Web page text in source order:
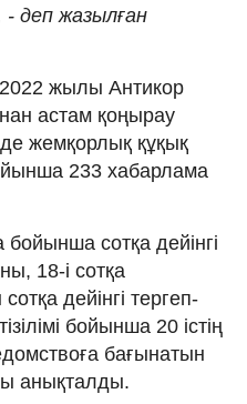
- деп жазылған
2022 жылы Антикор
астам қоңырау
жемқорлық құқық
233 хабарлама
сотқа дейінгі
18-і сотқа
дейінгі тергеп-
бойынша 20 істің
бағынатын
анықталды.